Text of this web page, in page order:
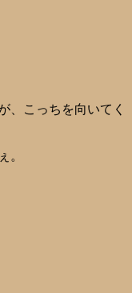
、こっちを向いてく
。